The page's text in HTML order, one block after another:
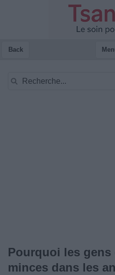
Back
Pourquoi les gens
minces dans les